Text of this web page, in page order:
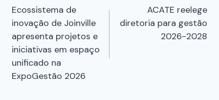
Ecossistema de
inovação de Joinville
apresenta projetos e
iniciativas em espaço
unificado na
ExpoGestão 2026
ACATE reelege
diretoria para gestão
2026-2028